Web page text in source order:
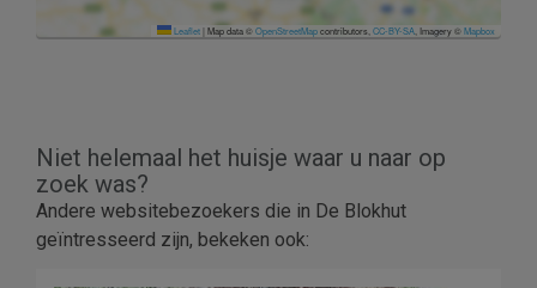
Leaflet|Map data ©OpenStreetMapcontributors,CC-BY-SA, Imagery ©Mapbox
Niet helemaal het huisje waar u naar op
zoek was?
Andere websitebezoekers die in De Blokhut
geïntresseerd zijn, bekeken ook: